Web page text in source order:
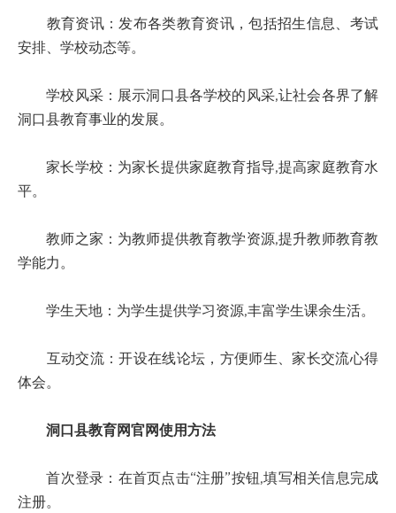
教育资讯：发布各类教育资讯，包括招生信息、考试
安排、学校动态等。
学校风采：展示洞口县各学校的风采,让社会各界了解
洞口县教育事业的发展。
家长学校：为家长提供家庭教育指导,提高家庭教育水
平。
教师之家：为教师提供教育教学资源,提升教师教育教
学能力。
学生天地：为学生提供学习资源,丰富学生课余生活。
互动交流：开设在线论坛，方便师生、家长交流心得
体会。
洞口县教育网官网使用方法
首次登录：在首页点击“注册”按钮,填写相关信息完成
注册。